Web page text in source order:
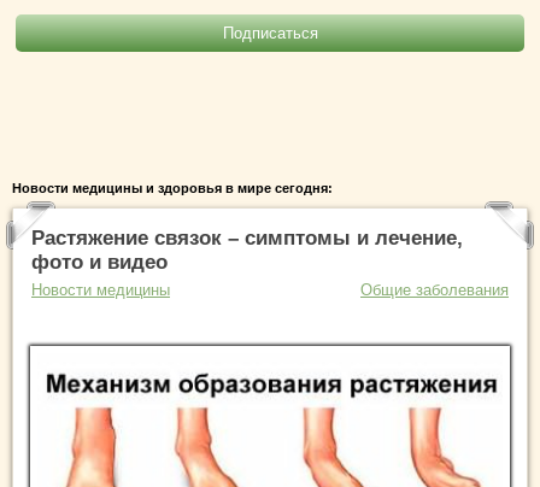
Новости медицины и здоровья в мире сегодня:
Растяжение связок – симптомы и лечение,
фото и видео
Новости медицины Общие заболевания